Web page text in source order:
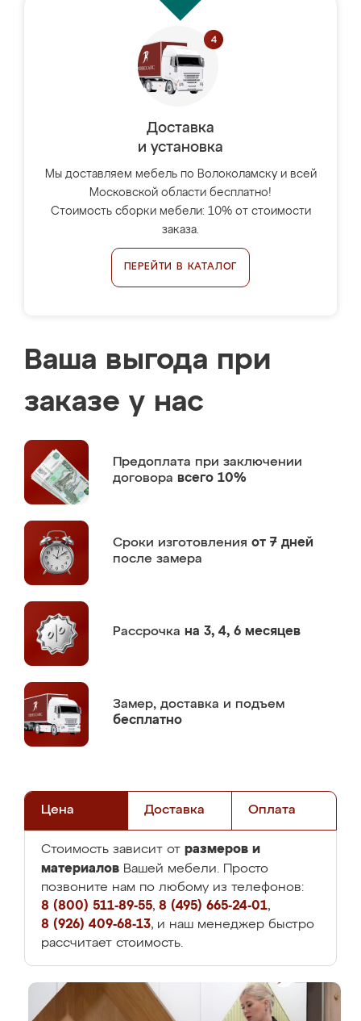
Доставка
и установка
Мы доставляем мебель по Волоколамску и всей
Московской области бесплатно!
Стоимость сборки мебели: 10% от стоимости
заказа.
ПЕРЕЙТИ В КАТАЛОГ
Ваша выгода при
заказе у нас
Предоплата при заключении
договора всего 10%
Сроки изготовления от 7 дней
после замера
Рассрочка на 3, 4, 6 месяцев
Замер, доставка и подъем
бесплатно
Цена Доставка Оплата
Стоимость зависит от размеров и
материалов Вашей мебели. Просто
позвоните нам по любому из телефонов:
8 (800) 511-89-55, 8 (495) 665-24-01,
8 (926) 409-68-13, и наш менеджер быстро
рассчитает стоимость.